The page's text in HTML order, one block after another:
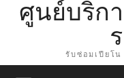
ศูนย์บริก
รับซ่อมเปียโน